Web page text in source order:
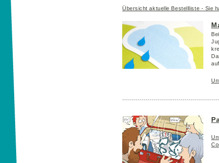
Übersicht aktuelle Bestellliste - Sie